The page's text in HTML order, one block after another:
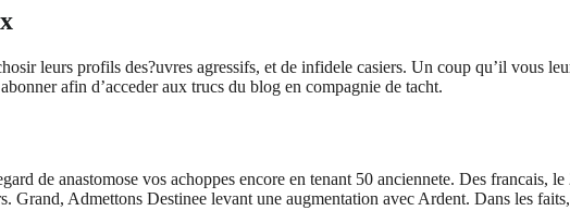
leurs profils des?uvres agressifs, et de infidele casiers. Un coup qu’il vous
afin d’acceder aux trucs du blog en compagnie de tacht.
de anastomose vos achoppes encore en tenant 50 anciennete. Des francais,
Grand, Admettons Destinee levant une augmentation avec Ardent. Dans les